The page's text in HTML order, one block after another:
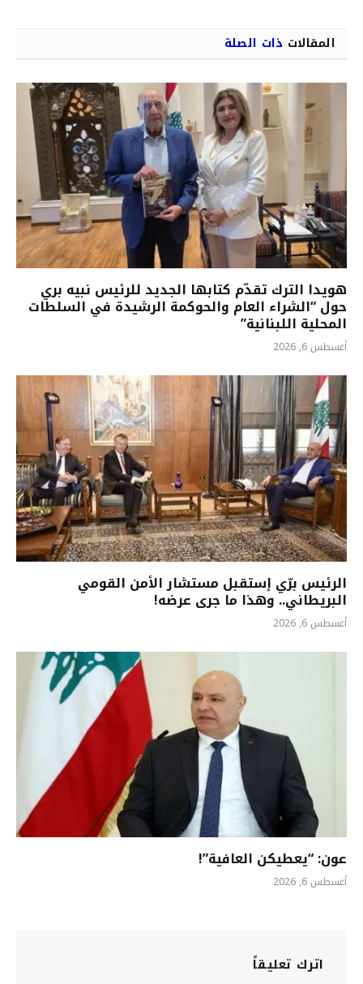
المقالات ذات الصلة
هويدا الترك تقدّم كتابها الجديد للرئيس نبيه بري
حول “الشراء العام والحوكمة الرشيدة في السلطات
المحلية اللبنانية”
أغسطس 6, 2026
الرئيس برّي إستقبل مستشار الأمن القومي
البريطاني.. وهذا ما جرى عرضه!
أغسطس 6, 2026
عون: “يعطيكن العافية”!
أغسطس 6, 2026
اترك تعليقاً